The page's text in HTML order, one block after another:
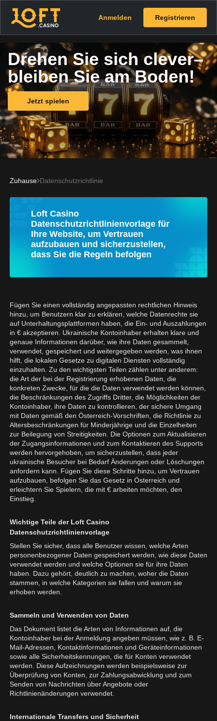
Anmelden Registrieren
Drehen Sie sich clever–
bleiben Sie am Boden!
Jetzt spielen
Zuhause Datenschutzrichtlinie
Loft Casino
Datenschutzrichtlinienvorlage für
Ihre Website, um Vertrauen
aufzubauen und sicherzustellen,
dass Sie die Regeln befolgen
Fügen Sie einen vollständig angepassten rechtlichen Hinweis
hinzu, um Benutzern klar zu erklären, welche Datenrechte sie
auf Unterhaltungsplattformen haben, die Ein- und Auszahlungen
in € akzeptieren. Ukrainische Kontoinhaber erhalten klare und
genaue Informationen darüber, wie ihre Daten gesammelt,
verwendet, gespeichert und weitergegeben werden, was ihnen
hilft, die lokalen Gesetze zu digitalen Diensten vollständig
einzuhalten. Zu den wichtigsten Teilen zählen unter anderem:
die Art der bei der Registrierung erhobenen Daten, die
konkreten Zwecke, für die die Daten verwendet werden können,
die Beschränkungen des Zugriffs Dritter, die Möglichkeiten der
Kontoinhaber, ihre Daten zu kontrollieren, der sichere Umgang
mit Daten gemäß den Österreich-Vorschriften, die Richtlinie zu
Altersbeschränkungen für Minderjährige und die Einzelheiten
zur Beilegung von Streitigkeiten. Die Optionen zum Aktualisieren
der Zugangsinformationen und zum Kontaktieren des Supports
werden hervorgehoben, um sicherzustellen, dass jeder
ukrainische Besucher bei Bedarf Änderungen oder Löschungen
anfordern kann. Fügen Sie diese Schritte hinzu, um Vertrauen
aufzubauen, befolgen Sie das Gesetz in Österreich und
erleichtern Sie Spielern, die mit € arbeiten möchten, den
Einstieg.
Wichtige Teile der Loft Casino
Datenschutzrichtlinienvorlage
Stellen Sie sicher, dass alle Benutzer wissen, welche Arten
personenbezogener Daten gespeichert werden, wie diese Daten
verwendet werden und welche Optionen sie für ihre Daten
haben. Dazu gehört, deutlich zu machen, woher die Daten
stammen, in welche Kategorien sie fallen und warum sie
erhoben werden.
Sammeln und Verwenden von Daten
Das Dokument listet die Arten von Informationen auf, die
Kontoinhaber bei der Anmeldung angeben müssen, wie z. B. E-
Mail-Adressen, Kontaktinformationen und Geräteinformationen
sowie alle Sicherheitskennungen, die für Konten verwendet
werden. Diese Aufzeichnungen werden beispielsweise zur
Überprüfung von Konten, zur Zahlungsabwicklung und zum
Senden von Nachrichten über Angebote oder
Richtlinienänderungen verwendet.
Internationale Transfers und Sicherheit